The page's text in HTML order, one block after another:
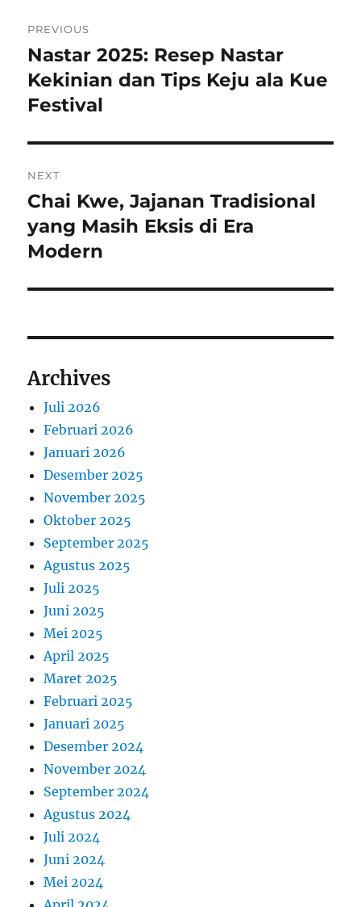
pos
PREVIOUS
Previous
post:
Nastar 2025: Resep Nastar
Kekinian dan Tips Keju ala Kue
Festival
NEXT
Next
post:
Chai Kwe, Jajanan Tradisional
yang Masih Eksis di Era
Modern
Archives
Juli 2026
Februari 2026
Januari 2026
Desember 2025
November 2025
Oktober 2025
September 2025
Agustus 2025
Juli 2025
Juni 2025
Mei 2025
April 2025
Maret 2025
Februari 2025
Januari 2025
Desember 2024
November 2024
September 2024
Agustus 2024
Juli 2024
Juni 2024
Mei 2024